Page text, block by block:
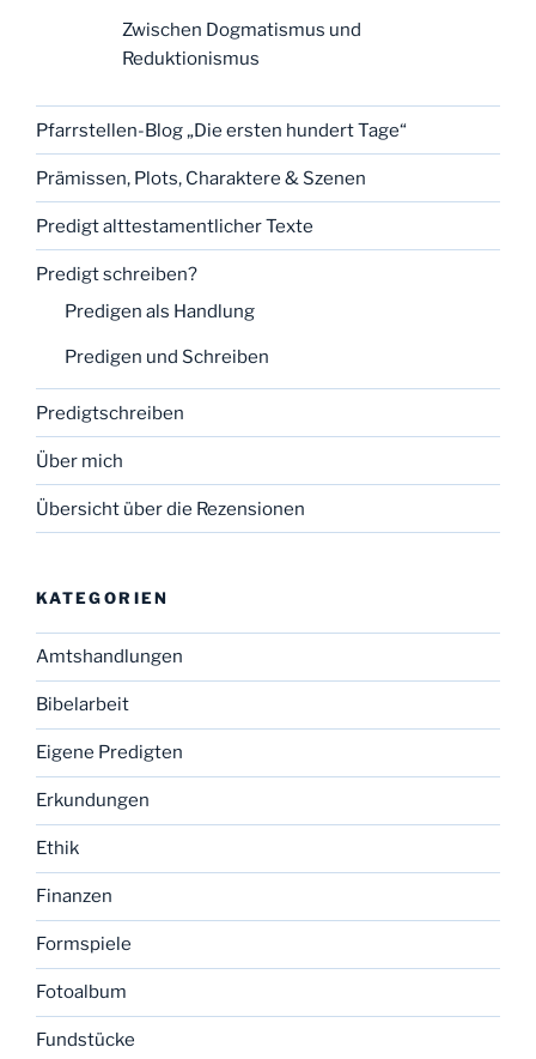
Zwischen Dogmatismus und
Reduktionismus
Pfarrstellen-Blog „Die ersten hundert Tage“
Prämissen, Plots, Charaktere & Szenen
Predigt alttestamentlicher Texte
Predigt schreiben?
Predigen als Handlung
Predigen und Schreiben
Predigtschreiben
Über mich
Übersicht über die Rezensionen
KATEGORIEN
Amtshandlungen
Bibelarbeit
Eigene Predigten
Erkundungen
Ethik
Finanzen
Formspiele
Fotoalbum
Fundstücke